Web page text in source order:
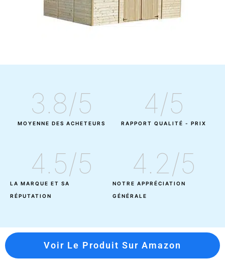
MOYENNE DES ACHETEURS
3.8/5
RAPPORT QUALITÉ - PRIX
4/5
LA MARQUE ET SA
RÉPUTATION
4.5/5
NOTRE APPRÉCIATION
GÉNÉRALE
4.2/5
Voir Le Produit Sur Amazon